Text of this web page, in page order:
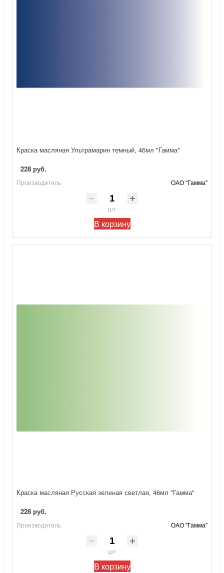
Краска масляная Ультрамарин темный, 46мл "Гамма"
228 руб.
Производитель ОАО "Гамма"
шт
В корзину
Краска масляная Русская зеленая светлая, 46мл "Гамма"
228 руб.
Производитель ОАО "Гамма"
шт
В корзину